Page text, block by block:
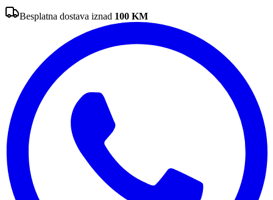
Besplatna dostava iznad 100 KM